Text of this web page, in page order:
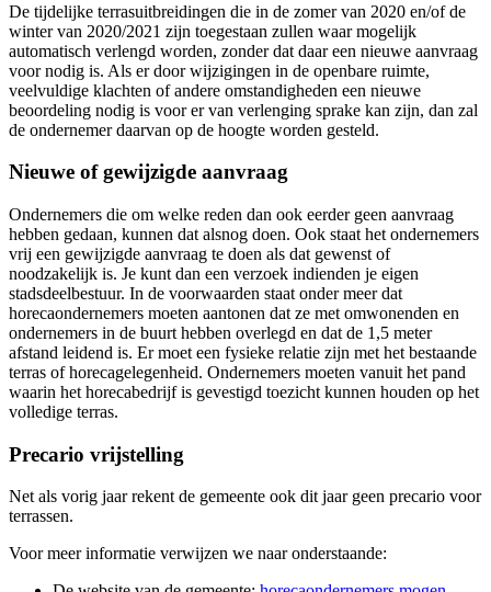
De tijdelijke terrasuitbreidingen die in de zomer van 2020 en/of de
winter van 2020/2021 zijn toegestaan zullen waar mogelijk
automatisch verlengd worden, zonder dat daar een nieuwe aanvraag
voor nodig is. Als er door wijzigingen in de openbare ruimte,
veelvuldige klachten of andere omstandigheden een nieuwe
beoordeling nodig is voor er van verlenging sprake kan zijn, dan zal
de ondernemer daarvan op de hoogte worden gesteld.
Nieuwe of gewijzigde aanvraag
Ondernemers die om welke reden dan ook eerder geen aanvraag
hebben gedaan, kunnen dat alsnog doen. Ook staat het ondernemers
vrij een gewijzigde aanvraag te doen als dat gewenst of
noodzakelijk is. Je kunt dan een verzoek indienden je eigen
stadsdeelbestuur. In de voorwaarden staat onder meer dat
horecaondernemers moeten aantonen dat ze met omwonenden en
ondernemers in de buurt hebben overlegd en dat de 1,5 meter
afstand leidend is. Er moet een fysieke relatie zijn met het bestaande
terras of horecagelegenheid. Ondernemers moeten vanuit het pand
waarin het horecabedrijf is gevestigd toezicht kunnen houden op het
volledige terras.
Precario vrijstelling
Net als vorig jaar rekent de gemeente ook dit jaar geen precario voor
terrassen.
Voor meer informatie verwijzen we naar onderstaande: